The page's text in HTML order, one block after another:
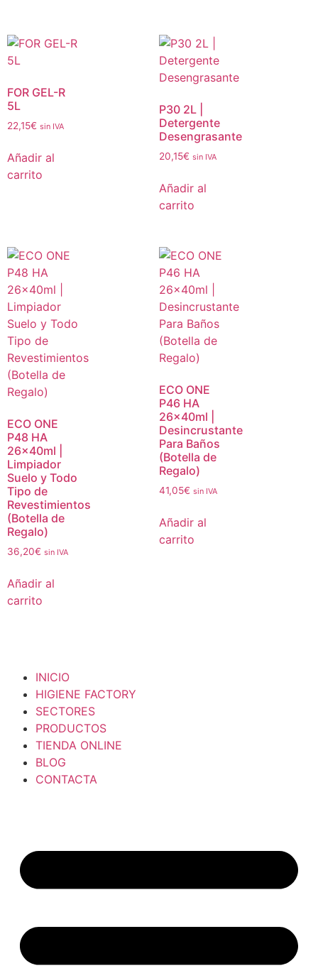
FOR GEL-R
5L
22,15€ sin IVA
Añadir al
carrito
P30 2L |
Detergente
Desengrasante
20,15€ sin IVA
Añadir al
carrito
ECO ONE
P48 HA
26x40ml |
Limpiador
Suelo y Todo
Tipo de
Revestimientos
(Botella de
Regalo)
36,20€ sin IVA
Añadir al
carrito
ECO ONE
P46 HA
26x40ml |
Desincrustante
Para Baños
(Botella de
Regalo)
41,05€ sin IVA
Añadir al
carrito
INICIO
HIGIENE FACTORY
SECTORES
PRODUCTOS
TIENDA ONLINE
BLOG
CONTACTA